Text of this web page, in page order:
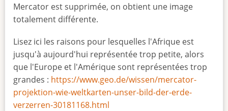
Mercator est supprimée, on obtient une image
totalement différente.
Lisez ici les raisons pour lesquelles l'Afrique est
jusqu'à aujourd'hui représentée trop petite, alors
que l'Europe et l'Amérique sont représentées trop
grandes : https://www.geo.de/wissen/mercator-
projektion-wie-weltkarten-unser-bild-der-erde-
verzerren-30181168.html